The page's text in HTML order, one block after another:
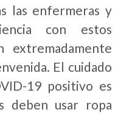
las enfermeras y
con estos
extremadamente
El cuidado
19 positivo es
deben usar ropa